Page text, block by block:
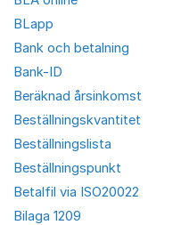
BLapp
Bank och betalning
Bank-ID
Beräknad årsinkomst
Beställningskvantitet
Beställningslista
Beställningspunkt
Betalfil via ISO20022
Bilaga 1209